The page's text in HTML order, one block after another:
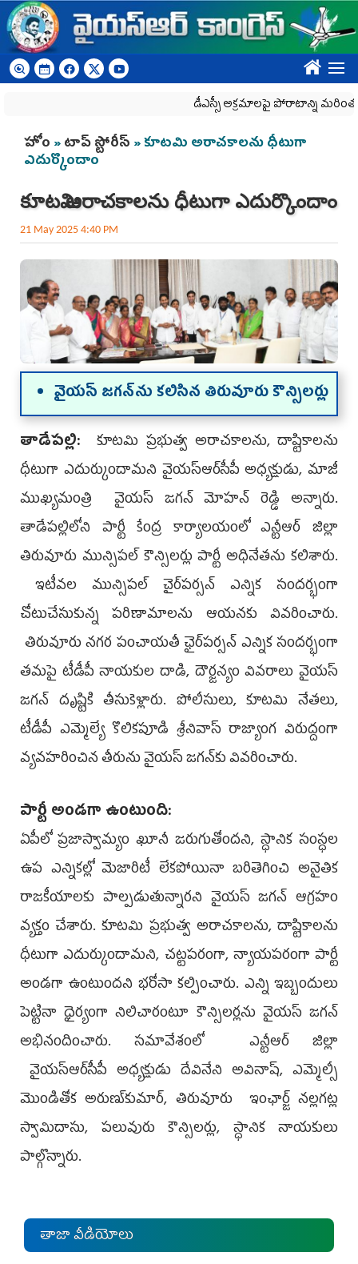
Skip to main content
????
డీఎస్సీ అక్రమాలపై పోరాటాన్ని మరింత
You are here
హోం »టాప్ స్టోరీస్ » కూట‌మి అరాచ‌కాల‌ను ధీటుగా
ఎదుర్కొందాం
కూట‌మి అరాచ‌కాల‌ను ధీటుగా ఎదుర్కొందాం
21 May 2025 4:40 PM
వైయ‌స్ జ‌గ‌న్‌ను క‌లిసిన తిరువూరు కౌన్సిల‌ర్లు
తాడేప‌ల్లి:కూటమి ప్రభుత్వ అరాచకాలను, దాష్టికాలను
ధీటుగా ఎదుర్కుందామని వైయ‌స్ఆర్‌సీపీ అధ్యక్షుడు, మాజీ
ముఖ్యమంత్రి వైయస్‌ జగన్ మోహ‌న్ రెడ్డి అన్నారు.
తాడేప‌ల్లిలోని పార్టీ కేంద్ర కార్యాల‌యంలో ఎన్టీఆర్ జిల్లా
తిరువూరు మున్సిప‌ల్ కౌన్సిల‌ర్లు పార్టీ అధినేత‌ను క‌లిశారు.
ఇటీవ‌ల మున్సిప‌ల్ చైర్‌ప‌ర్స‌న్ ఎన్నిక సంద‌ర్భంగా
చోటుచేసుకున్న ప‌రిణామాల‌ను ఆయ‌న‌కు వివ‌రించారు.
తిరువూరు నగర పంచాయతీ ఛైర్‌పర్సన్‌ ఎన్నిక సందర్భంగా
తమపై టీడీపీ నాయకుల దాడి, దౌర్జన్యం వివరాలు వైయస్‌
జగన్ దృష్టికి తీసుకెళ్లారు. పోలీసులు, కూటమి నేతలు,
టీడీపీ ఎమ్మెల్యే కొలికపూడి శ్రీనివాస్‌ రాజ్యాంగ విరుద్దంగా
వ్యవహరించిన తీరును వైయస్ జగన్‌కు వివ‌రించారు.
పార్టీ అండ‌గా ఉంటుంది:
ఏపీలో ప్రజాస్వామ్యం ఖూనీ జరుగుతోందని, స్ధానిక సంస్ధల
ఉప ఎన్నికల్లో మెజారిటీ లేకపోయినా బరితెగించి అనైతిక
రాజకీయాలకు పాల్పడుతున్నారని వైయస్‌ జగన్‌ ఆగ్రహం
వ్య‌క్తం చేశారు. కూటమి ప్రభుత్వ అరాచకాలను, దాష్టికాలను
ధీటుగా ఎదుర్కుందామని, చట్టపరంగా, న్యాయపరంగా పార్టీ
అండగా ఉంటుందని భరోసా క‌ల్పించారు. ఎన్ని ఇబ్బందులు
పెట్టినా ధైర్యంగా నిలిచారంటూ కౌన్సిలర్లను వైయ‌స్ జ‌గ‌న్‌
అభినందించారు. సమావేశంలో ఎన్టీఆర్‌ జిల్లా
వైయ‌స్ఆర్‌సీపీ అధ్యక్షుడు దేవినేని అవినాష్‌, ఎమ్మెల్సీ
మొండితోక అరుణ్‌కుమార్‌, తిరువూరు ఇంఛార్జ్‌ నల్లగట్ల
స్వామిదాసు, పలువురు కౌన్సిలర్లు, స్ధానిక నాయకులు
పాల్గొన్నారు.
తాజా వీడియోలు